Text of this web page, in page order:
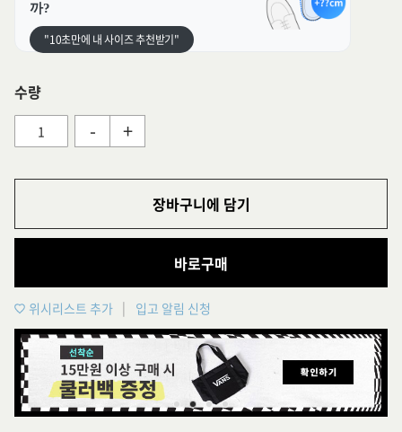
까?
"10초만에 내 사이즈 추천받기"
수량
- +
장바구니에 담기
바로구매
위시리스트 추가 입고 알림 신청